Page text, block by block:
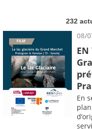
232
08/
En